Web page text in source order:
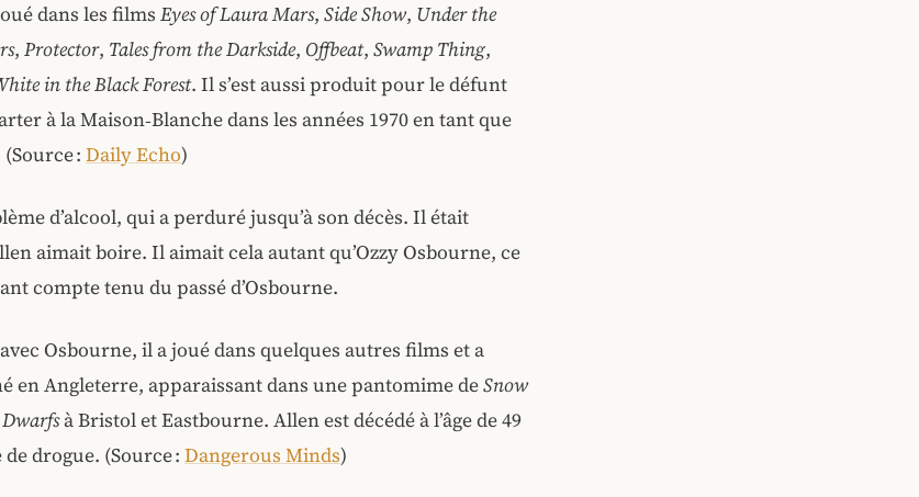
dans les films Eyes of Laura Mars, Side Show, Under the
, Protector, Tales from the Darkside, Offbeat, Swamp Thing,
in the Black Forest. Il s’est aussi produit pour le défunt
à la Maison‑Blanche dans les années 1970 en tant que
: Daily Echo)
d’alcool, qui a perduré jusqu’à son décès. Il était
aimait boire. Il aimait cela autant qu’Ozzy Osbourne, ce
compte tenu du passé d’Osbourne.
Osbourne, il a joué dans quelques autres films et a
en Angleterre, apparaissant dans une pantomime deSnow
à Bristol et Eastbourne. Allen est décédé à l’âge de 49
de drogue. (Source : Dangerous Minds)